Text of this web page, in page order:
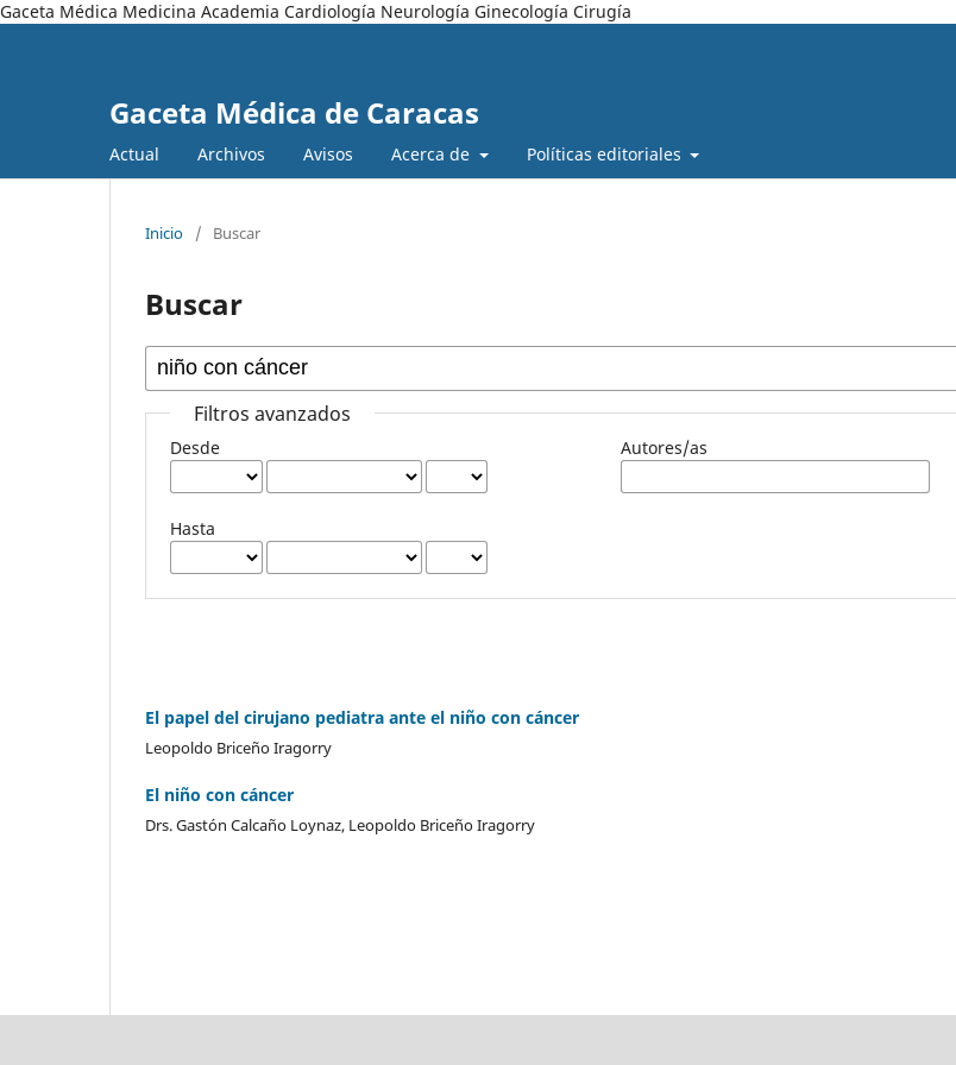
Gaceta Médica Medicina Academia Cardiología Neurología Ginecología Cirugía
Gaceta Médica de Caracas
Actual Archivos Avisos Acerca de Políticas editoriales
Inicio / Buscar
Buscar
Filtros avanzados
Desde
Hasta
Autores/as
El papel del cirujano pediatra ante el niño con cáncer
Leopoldo Briceño Iragorry
El niño con cáncer
Drs. Gastón Calcaño Loynaz, Leopoldo Briceño Iragorry